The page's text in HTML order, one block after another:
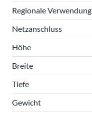
Regionale Verwendung
Netzanschluss
Höhe
Breite
Tiefe
Gewicht